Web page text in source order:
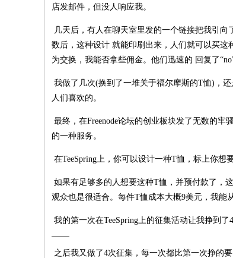
店发邮件，但没人响应我。
几天后，有人在聊天室里发的一个链接把我引
数后，这种设计 就能印刷出来，人们就可以买
为交换，我能否拿些佣金。他们迅速的 回复了
我做了几次(换到了一堆关于福尔摩斯的T恤)，
人们喜欢的。
最终，在Freenode论坛的创业板块发了无数的
的一种服务。
在TeeSpring上，你可以设计一种T恤，标上你想
如果有足够多的人想要这种T恤，并预付款了，
观众也是很适合。每件T恤成本大概9美元，我能
我的第一次在TeeSpring上的征集活动让我挣到
之后我又做了4次征集，每一次都比第一次挣的要